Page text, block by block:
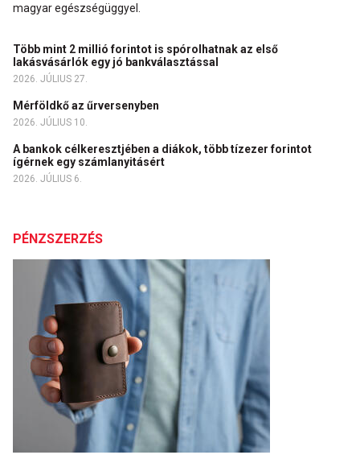
magyar egészségüggyel.
Több mint 2 millió forintot is spórolhatnak az első
lakásvásárlók egy jó bankválasztással
2026. JÚLIUS 27.
Mérföldkő az űrversenyben
2026. JÚLIUS 10.
A bankok célkeresztjében a diákok, több tízezer forintot
ígérnek egy számlanyitásért
2026. JÚLIUS 6.
PÉNZSZERZÉS